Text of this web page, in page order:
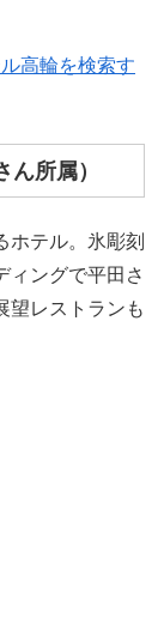
高輪を検索す
所属）
ホテル。氷彫刻
ィングで平田さ
望レストランも